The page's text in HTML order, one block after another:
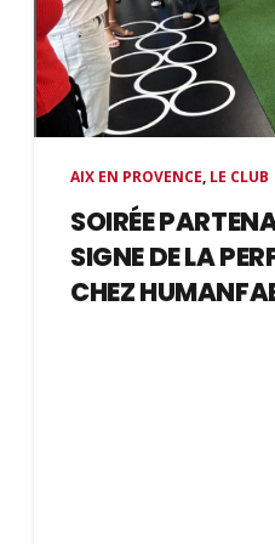
AIX EN PROVENCE, LE CLUB
SOIRÉE
SIGNE DE LA
CHEZ